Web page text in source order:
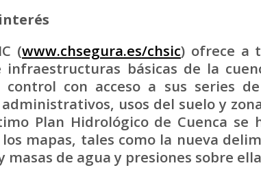
(www.chsegura.es/chsic) ofrece a
infraestructuras básicas de la
control con acceso a sus series
usos del suelo y
Plan Hidrológico de Cuenca se
mapas, tales como la nueva
masas de agua y presiones sobre